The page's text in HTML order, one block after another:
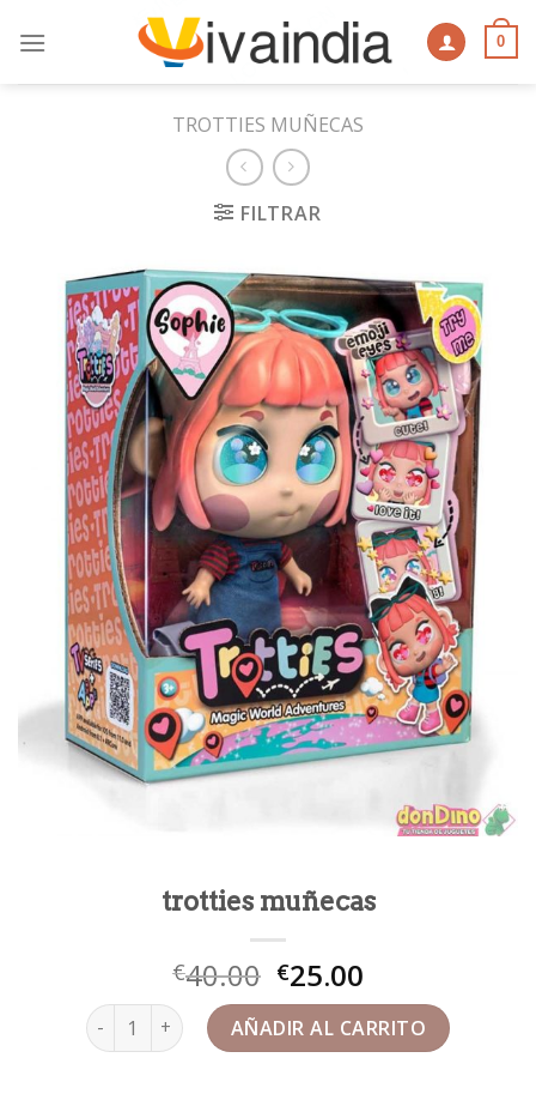
0
TROTTIES MUÑECAS
FILTRAR
trotties muñecas
€40.00 €25.00
trotties muñecas cantidadAÑADIR AL CARRITO